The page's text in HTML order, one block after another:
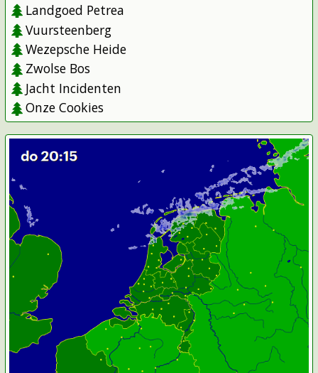
Landgoed Petrea
Vuursteenberg
Wezepsche Heide
Zwolse Bos
Jacht Incidenten
Onze Cookies